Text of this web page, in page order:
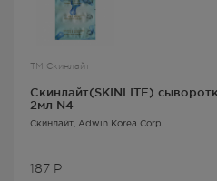
ТМ Скинлайт
Скинлайт(SKINLITE)
2мл N4
Скинлайт, Adwin Korea Corp.
187 Р